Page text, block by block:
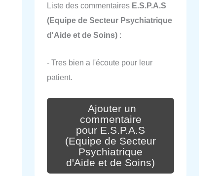
Liste des commentaires E.S.P.A.S
(Equipe de Secteur Psychiatrique
d'Aide et de Soins) :
- Tres bien a l'écoute pour leur
patient.
Ajouter un
commentaire
pour E.S.P.A.S
(Equipe de Secteur
Psychiatrique
d'Aide et de Soins)